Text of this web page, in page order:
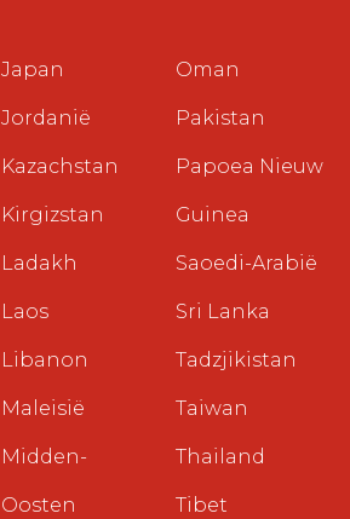
Japan
Jordanië
Kazachstan
Kirgizstan
Ladakh
Laos
Libanon
Maleisië
Midden-
Oosten
Oman
Pakistan
Papoea Nieuw
Guinea
Saoedi-Arabië
Sri Lanka
Tadzjikistan
Taiwan
Thailand
Tibet